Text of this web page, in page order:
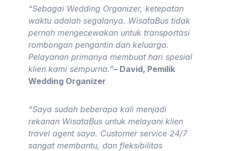
“Sebagai Wedding Organizer, ketepatan
waktu adalah segalanya. WisataBus tidak
pernah mengecewakan untuk transportasi
rombongan pengantin dan keluarga.
Pelayanan primanya membuat hari spesial
klien kami sempurna.”– David, Pemilik
Wedding Organizer
“Saya sudah beberapa kali menjadi
rekanan WisataBus untuk melayani klien
travel agent saya. Customer service 24/7
sangat membantu, dan fleksibilitas